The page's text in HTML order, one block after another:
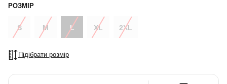
РОЗМІР
S M L XL 2XL
Підібрати розмір